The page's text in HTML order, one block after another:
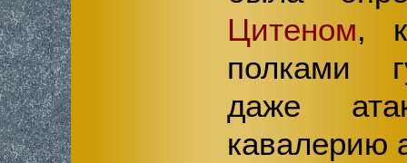
Цитеном,
полками
даже
кавалерию